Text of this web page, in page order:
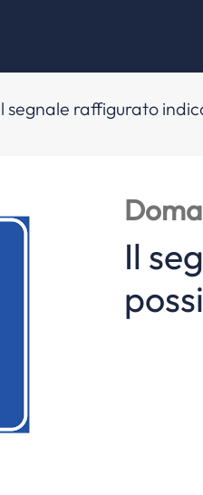
segnale raffigurato
Il